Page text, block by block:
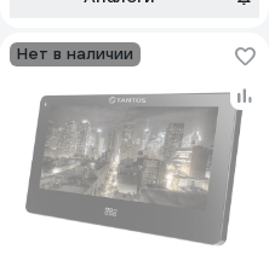
Нет в наличии